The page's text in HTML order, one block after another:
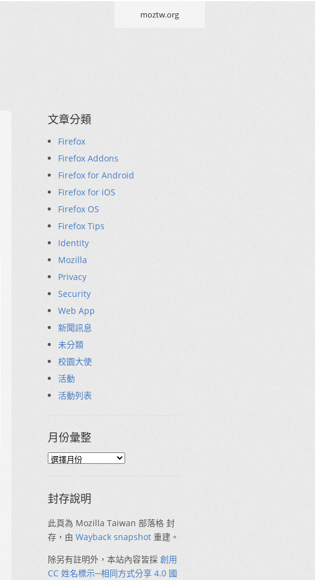
moztw.org
文章分類
Firefox
Firefox Addons
Firefox for Android
Firefox for iOS
Firefox OS
Firefox Tips
Identity
Mozilla
Privacy
Security
Web App
新聞訊息
未分類
校園大使
活動
活動列表
月份彙整
封存說明
此頁為 Mozilla Taiwan 部落格 封
存，由 Wayback snapshot 重建。
除另有註明外，本站內容皆採 創用
CC 姓名標示─相同方式分享 4.0 國